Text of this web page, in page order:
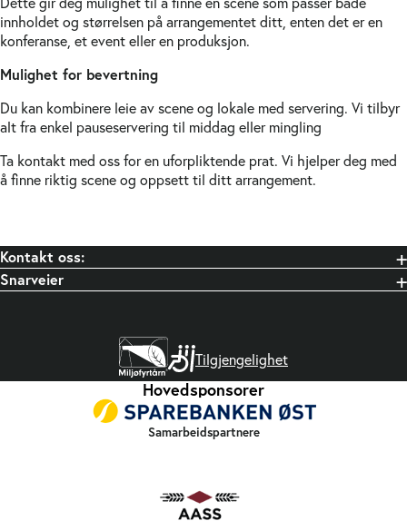
innholdet og størrelsen på arrangementet ditt, enten det er en
konferanse, et event eller en produksjon.
Mulighet for bevertning
Du kan kombinere leie av scene og lokale med servering. Vi tilbyr
alt fra enkel pauseservering til middag eller mingling
Ta kontakt med oss for en uforpliktende prat. Vi hjelper deg med
å finne riktig scene og oppsett til ditt arrangement.
Kontakt oss:
Snarveier
Tilgjengelighet
Hovedsponsorer
Samarbeidspartnere